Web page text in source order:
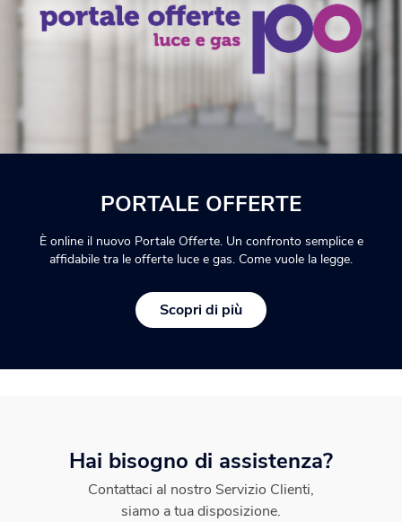
PORTALE OFFERTE
È online il nuovo Portale Offerte. Un confronto semplice e
affidabile tra le offerte luce e gas. Come vuole la legge.
Scopri di più
Hai bisogno di assistenza?
Contattaci al nostro Servizio Clienti,
siamo a tua disposizione.